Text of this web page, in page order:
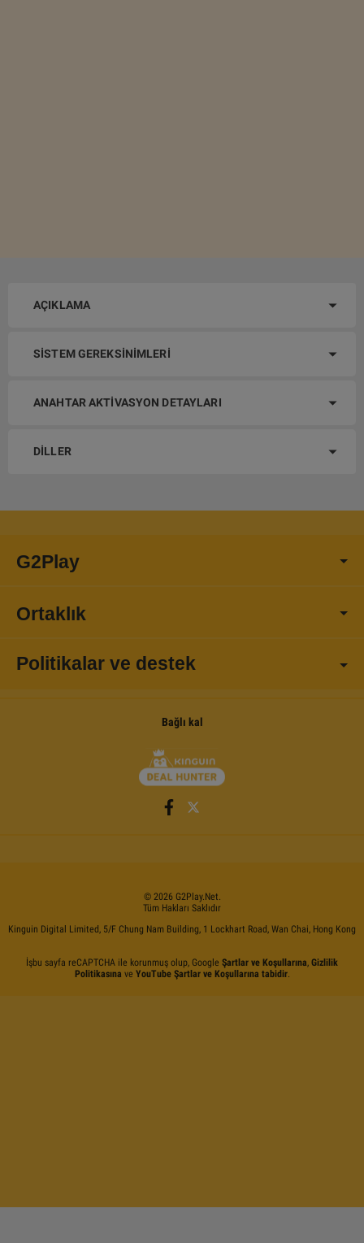
AÇIKLAMA
SISTEM GEREKSINIMLERI
ANAHTAR AKTIVASYON DETAYLARI
DILLER
G2Play
Ortaklık
Politikalar ve destek
Bağlı kal
© 2026 G2Play.net.
Tüm Hakları Saklıdır
Kinguin Digital Limited, 5/F Chung Nam Building, 1 Lockhart Road, Wan Chai, Hong Kong
İşbu sayfa reCAPTCHA ile korunmuş olup, Google Şartlar ve Koşullarına, Gizlilik
Politikasına ve YouTube Şartlar ve Koşullarına tabidir.